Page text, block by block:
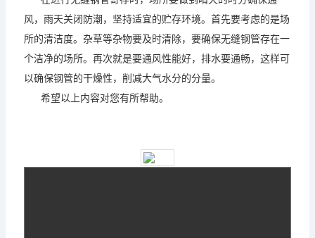
风，雨天关闭防潮，坚持适宜的贮存环境。首先要考虑的是场
所的清洁度。杂草等杂物要及时清除，要确保无缝钢管存在一
个洁净的场所。再次就是要通风性能好，排水要通畅，这样可
以确保钢管的干燥性，削减大气水分的分量。
希望以上内容对您有所帮助。